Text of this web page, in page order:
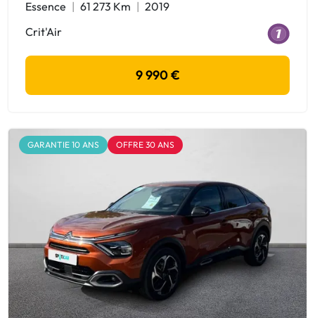
Essence 61 273 Km
2019
Crit'Air
9 990 €
GARANTIE 10 ANS OFFRE 30 ANS